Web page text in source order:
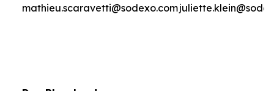
mathieu.scaravetti@sodexo.com